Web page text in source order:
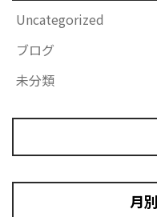
Uncategorized
ブログ
未分類
月